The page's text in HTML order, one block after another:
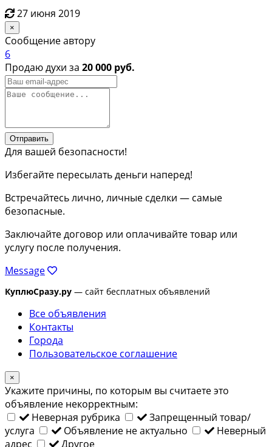
27 июня 2019
×
Сообщение автору
6
Продаю духи за 20 000 руб.
Отправить
Для вашей безопасности!
Избегайте пересылать деньги наперед!
Встречайтесь лично, личные сделки — самые
безопасные.
Заключайте договор или оплачивайте товар или
услугу после получения.
Message
КуплюСразу.ру — сайт бесплатных объявлений
Все объявления
Контакты
Города
Пользовательское соглашение
×
Укажите причины, по которым вы считаете это
объявление некорректным:
Неверная рубрика
Запрещенный товар/
услуга
Объявление не актуально
Неверный
адрес
Другое